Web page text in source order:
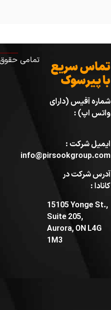
تماس سریع
با پیرسوک
شماره آفیس (دارای
واتس اپ) :
ایمیل شرکت :
info@pirsookgroup.com
آدرس شرکت در
کانادا :
15105 Yonge St.,
Suite 205,
Aurora, ON L4G
1M3
تمامی